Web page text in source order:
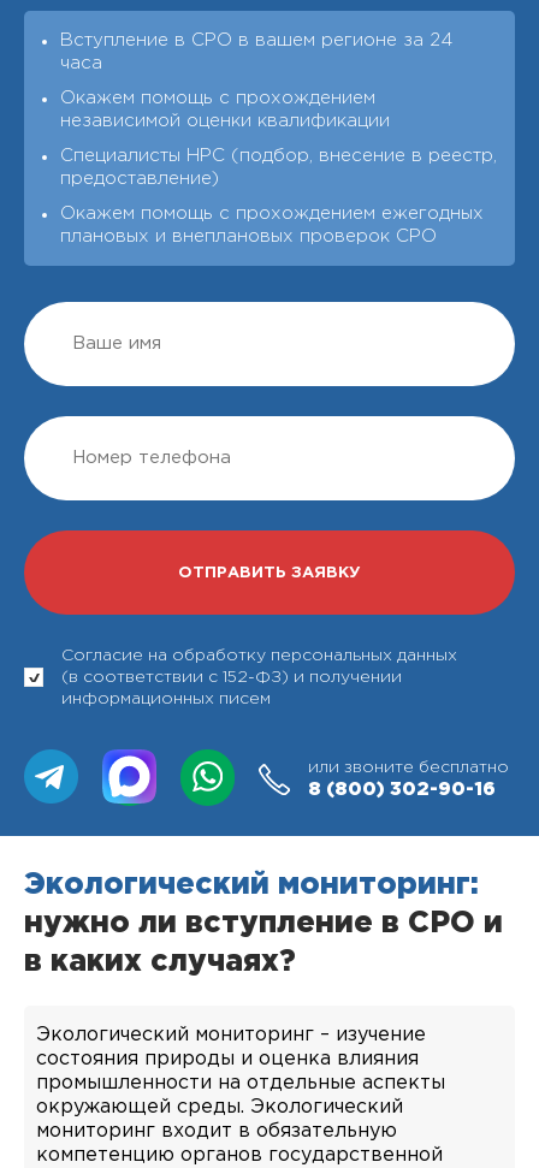
Вступление в СРО в вашем регионе за 24
часа
Окажем помощь с прохождением
независимой оценки квалификации
Специалисты НРС (подбор, внесение в реестр,
предоставление)
Окажем помощь с прохождением ежегодных
плановых и внеплановых проверок СРО
Согласие на обработку персональных данных
(в соответствии с 152-ФЗ) и получении
информационных писем
или звоните бесплатно
8 (800) 302-90-16
Экологический мониторинг:
нужно ли вступление в СРО и
в каких случаях?
Экологический мониторинг – изучение
состояния природы и оценка влияния
промышленности на отдельные аспекты
окружающей среды. Экологический
мониторинг входит в обязательную
компетенцию органов государственной